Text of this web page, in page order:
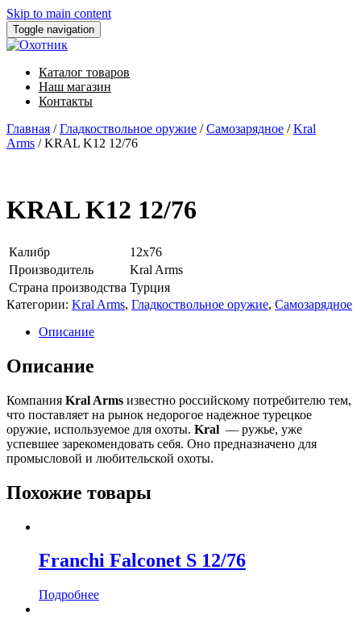
Skip to main content
Toggle navigation
Каталог товаров
Наш магазин
Контакты
Главная /Гладкоствольное оружие /Самозарядное /Kral
Arms / KRAL K12 12/76
KRAL K12 12/76
Калибр
12х76
Производитель
Kral Arms
Страна производства Турция
Категории: Kral Arms, Гладкоствольное оружие, Самозарядное
Описание
Описание
Компания Kral Arms известно российскому потребителю тем,
что поставляет на рынок недорогое надежное турецкое
оружие, используемое для охоты. Kral — ружье, уже
успевшее зарекомендовать себя. Оно предназначено для
промысловой и любительской охоты.
Похожие товары
Franchi Falconet S 12/76
Подробнее